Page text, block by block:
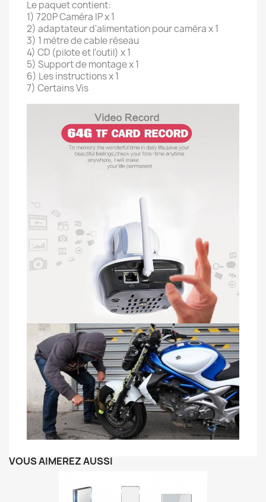
Le paquet contient:
1) 720P Caméra IP x 1
2) adaptateur d'alimentation pour caméra x 1
3) 1 mètre de cable réseau
4) CD (pilote et l'outil) x 1
5) Support de montage x 1
6) Les instructions x 1
7) Certains Vis
VOUS AIMEREZ AUSSI